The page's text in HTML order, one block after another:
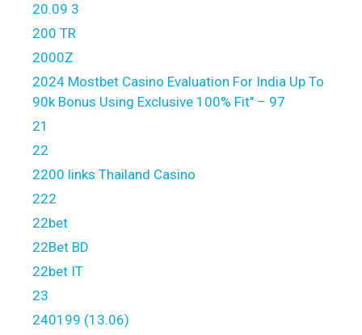
20.09 3
200 TR
2000Z
2024 Mostbet Casino Evaluation For India Up To
90k Bonus Using Exclusive 100% Fit" – 97
21
22
2200 links Thailand Casino
222
22bet
22Bet BD
22bet IT
23
240199 (13.06)